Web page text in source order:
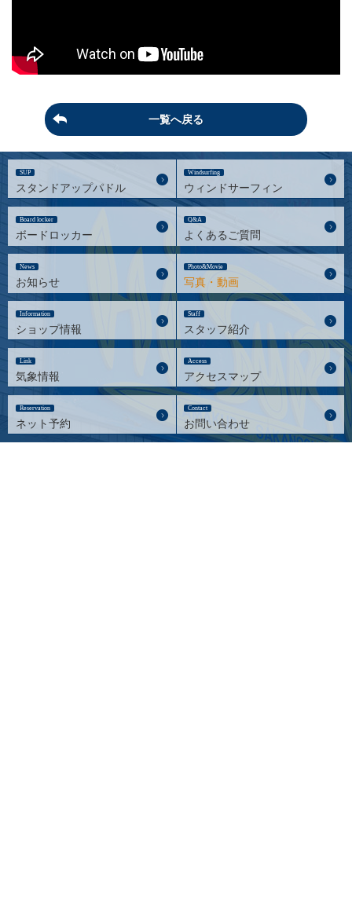
一覧へ戻る
SUP
スタンドアップパドル
Windsurfing
ウィンドサーフィン
Board locker
ボードロッカー
Q&A
よくあるご質問
News
お知らせ
Photo&Movie
写真・動画
Information
ショップ情報
Staff
スタッフ紹介
Link
気象情報
Access
アクセスマップ
Reservation
ネット予約
Contact
お問い合わせ